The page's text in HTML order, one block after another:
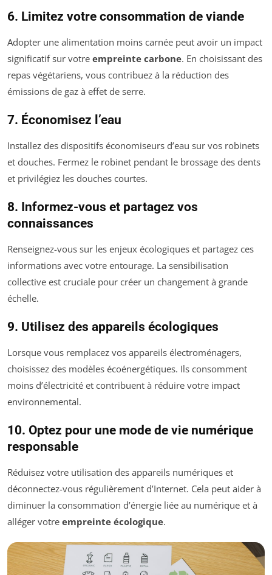
6. Limitez votre consommation de viande
Adopter une alimentation moins carnée peut avoir un impact
significatif sur votre empreinte carbone. En choisissant des
repas végétariens, vous contribuez à la réduction des
émissions de gaz à effet de serre.
7. Économisez l’eau
Installez des dispositifs économiseurs d’eau sur vos robinets
et douches. Fermez le robinet pendant le brossage des dents
et privilégiez les douches courtes.
8. Informez-vous et partagez vos
connaissances
Renseignez-vous sur les enjeux écologiques et partagez ces
informations avec votre entourage. La sensibilisation
collective est cruciale pour créer un changement à grande
échelle.
9. Utilisez des appareils écologiques
Lorsque vous remplacez vos appareils électroménagers,
choisissez des modèles écoénergétiques. Ils consomment
moins d’électricité et contribuent à réduire votre impact
environnemental.
10. Optez pour une mode de vie numérique
responsable
Réduisez votre utilisation des appareils numériques et
déconnectez-vous régulièrement d’Internet. Cela peut aider à
diminuer la consommation d’énergie liée au numérique et à
alléger votre empreinte écologique.